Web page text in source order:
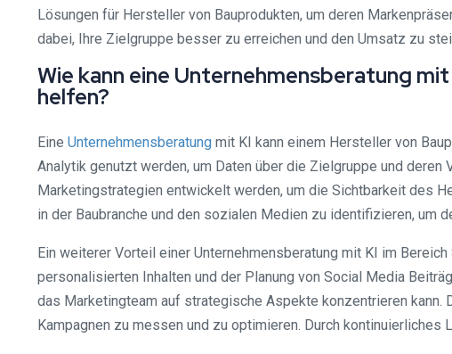
Lösungen für Hersteller von Bauprodukten, um deren
dabei, Ihre Zielgruppe besser zu erreichen und den Umsatz zu
Wie kann eine Unternehmensberatung
helfen?
Eine Unternehmensberatung mit KI kann einem Hersteller von
Analytik genutzt werden, um Daten über die Zielgruppe und
Marketingstrategien entwickelt werden, um die Sichtbarkeit des
in der Baubranche und den sozialen Medien zu identifizieren, um
Ein weiterer Vorteil einer Unternehmensberatung mit KI im
personalisierten Inhalten und der Planung von Social Media
das Marketingteam auf strategische Aspekte konzentrieren
Kampagnen zu messen und zu optimieren. Durch